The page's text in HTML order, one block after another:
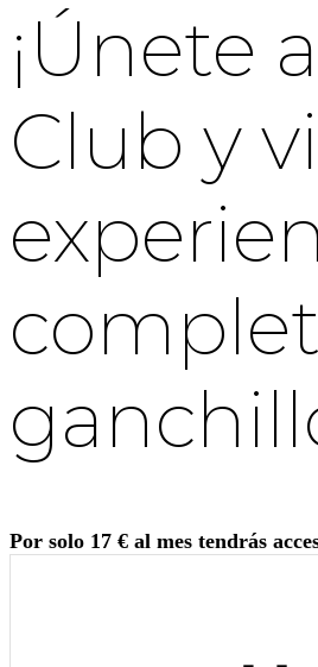
¡Únete
Club y
Por solo 17 € al mes tendrás